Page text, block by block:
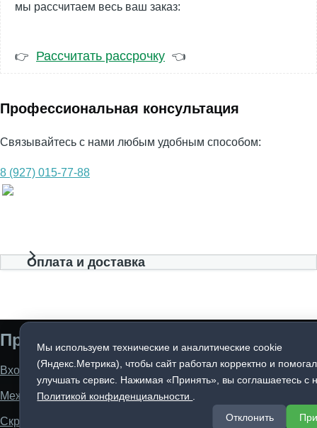
Мы используем технические и аналитические cookie
(Яндекс.Метрика), чтобы сайт работал корректно и
улучшать сервис. Нажимая «Принять», вы соглашаетесь с
Политикой конфиденциальности
Отклонить
мы рассчитаем весь ваш заказ:
👉 Рассчитать рассрочку 👈
Профессиональная консультация
Связывайтесь с нами любым удобным способом:
8 (927) 015-77-88
Оплата и доставка
Продукция
Входные двери
Межкомнатные двери
Скрытые двери